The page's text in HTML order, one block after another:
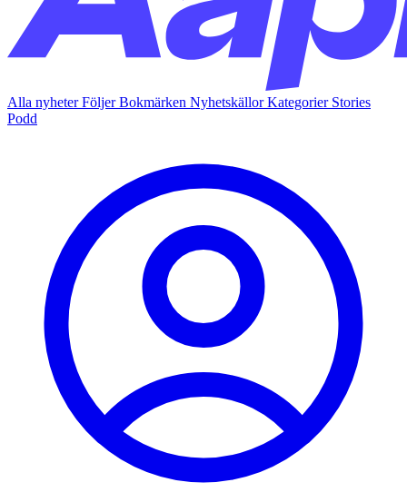
Alla nyheterFöljerBokmärken NyhetskällorKategorier Stories
Podd